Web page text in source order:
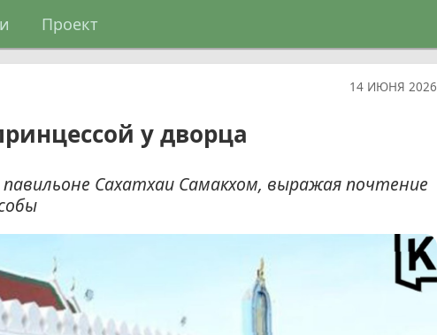
Проект
14 ИЮНЯ 2026
у дворца
Сахатхаи Самакхом, выражая почтение